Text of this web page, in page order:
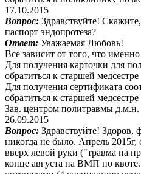
17.10.2015
Вопрос: Здравствуйте!
паспорт эндопротеза?
Ответ: Уважаемая Любовь!
Все зависит от того, что
Для получения карточки для
обратиться к старшей
Для получения сертификата
обратиться к старшей
Зав. центром политравмы
26.09.2015
Вопрос: Здравствуйте! Здоров,
никогда не было. Апрель
вверх левой руки ("травма на
конце августа на ВМП по